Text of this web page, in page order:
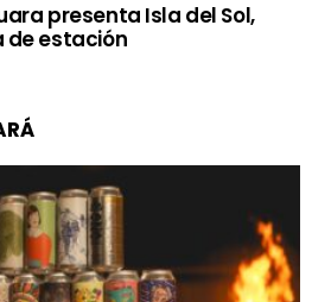
presenta Isla del Sol,
de estación